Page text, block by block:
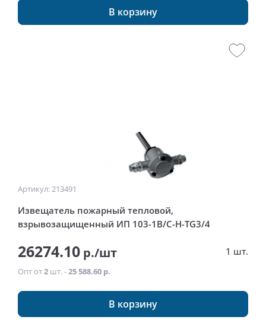
В корзину
Артикул: 213491
Извещатель пожарный тепловой,
взрывозащищенный ИП 103-1В/С-Н-TG3/4
26274.10 р./шт 1 шт.
Опт от2 шт. -25 588.60 р.
В корзину